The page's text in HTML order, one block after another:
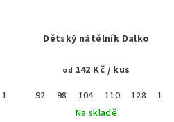
122 128 134 140 146 152
Dětský nátělník Dalko
od 142 Kč / kus
92
98 104 110 128
140
Na skladě